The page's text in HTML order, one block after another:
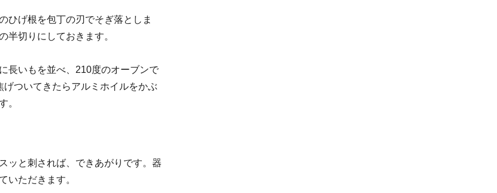
ひげ根を包丁の刃でそぎ落としま
半切りにしておきます。
長いもを並べ、210度のオーブンで
ついてきたらアルミホイルをかぶ
。
ッと刺されば、できあがりです。器
いただきます。